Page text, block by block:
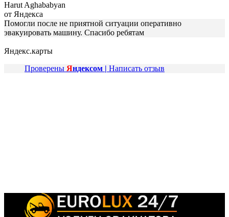
Harut Aghababyan
от Яндекса
Помогли после не приятной ситуации оперативно
эвакуировать машину. Спасибо ребятам
Яндекс.карты
Проверены Яндексом | Написать отзыв